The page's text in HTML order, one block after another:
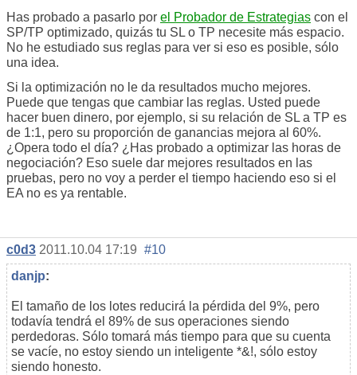
Has probado a pasarlo por el Probador de Estrategias con el
SP/TP optimizado, quizás tu SL o TP necesite más espacio.
No he estudiado sus reglas para ver si eso es posible, sólo
una idea.
Si la optimización no le da resultados mucho mejores.
Puede que tengas que cambiar las reglas. Usted puede
hacer buen dinero, por ejemplo, si su relación de SL a TP es
de 1:1, pero su proporción de ganancias mejora al 60%.
¿Opera todo el día? ¿Has probado a optimizar las horas de
negociación? Eso suele dar mejores resultados en las
pruebas, pero no voy a perder el tiempo haciendo eso si el
EA no es ya rentable.
c0d3 2011.10.04 17:19 #10
danjp:
El tamaño de los lotes reducirá la pérdida del 9%, pero
todavía tendrá el 89% de sus operaciones siendo
perdedoras. Sólo tomará más tiempo para que su cuenta
se vacíe, no estoy siendo un inteligente *&!, sólo estoy
siendo honesto.